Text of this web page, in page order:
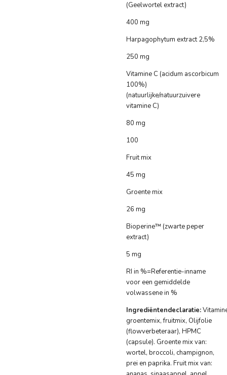
(Geelwortel extract)
400 mg
Harpagophytum extract 2,5%
250 mg
Vitamine C (acidum ascorbicum
100%)
(natuurlijke/natuurzuivere
vitamine C)
80 mg
100
Fruit mix
45 mg
Groente mix
26 mg
Bioperine™ (zwarte peper
extract)
5 mg
RI in %=Referentie-inname
voor een gemiddelde
volwassene in %
Ingrediëntendeclaratie:
groentemix, fruitmix, Olijfolie
(flowverbeteraar), HPMC
(capsule). Groente mix van:
wortel, broccoli, champignon,
prei en paprika. Fruit mix van: